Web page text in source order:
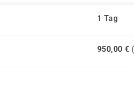
1 Tag
950,00 € (